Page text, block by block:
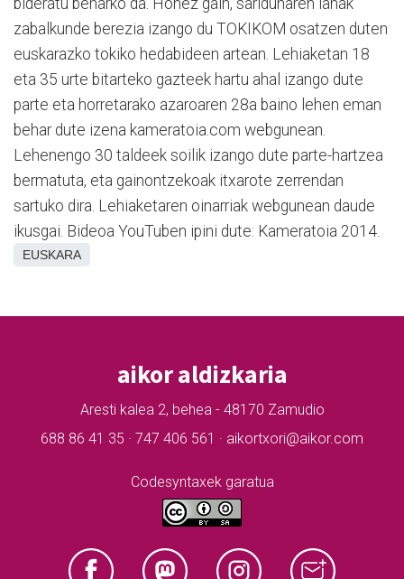
bideratu beharko da. Honez gain, saridunaren lanak
zabalkunde berezia izango du TOKIKOM osatzen duten
euskarazko tokiko hedabideen artean. Lehiaketan 18
eta 35 urte bitarteko gazteek hartu ahal izango dute
parte eta horretarako azaroaren 28a baino lehen eman
behar dute izena kameratoia.com webgunean.
Lehenengo 30 taldeek soilik izango dute parte-hartzea
bermatuta, eta gainontzekoak itxarote zerrendan
sartuko dira. Lehiaketaren oinarriak webgunean daude
ikusgai. Bideoa YouTuben ipini dute: Kameratoia 2014.
EUSKARA
aikor aldizkaria
Aresti kalea 2, behea - 48170 Zamudio
688 86 41 35 · 747 406 561 · aikortxori@aikor.com
Codesyntaxek garatua